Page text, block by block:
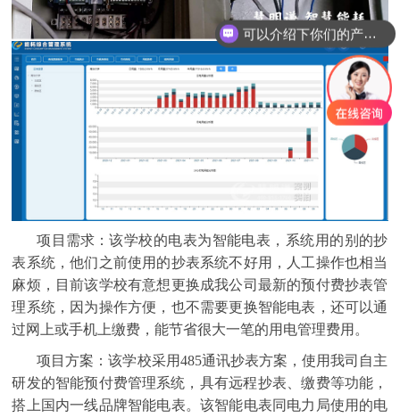
项目需求：该学校的电表为智能电表，系统用的别的抄
表系统，他们之前使用的抄表系统不好用，人工操作也相当
麻烦，目前该学校有意想更换成我公司最新的预付费抄表管
理系统，因为操作方便，也不需要更换智能电表，还可以通
过网上或手机上缴费，能节省很大一笔的用电管理费用。
项目方案：该学校采用485通讯抄表方案，使用我司自主
研发的智能预付费管理系统 ，具有远程抄表、缴费等功能，
搭上国内一线品牌智能电表。该智能电表同电力局使用的电
可以介绍下你们的产品么
你们是怎么收费的呢？